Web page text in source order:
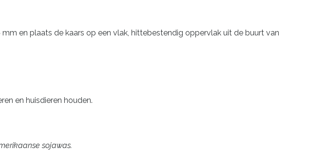
en plaats de kaars op een vlak, hittebestendig oppervlak uit de buurt van
en huisdieren houden.
sojawas.